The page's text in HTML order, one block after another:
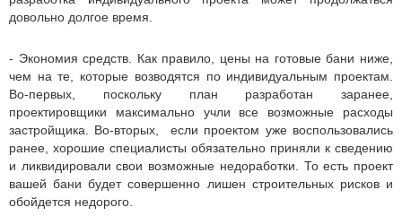
довольно долгое время.
- Экономия средств. Как правило, цены на готовые бани ниже,
чем на те, которые возводятся по индивидуальным проектам.
Во-первых, поскольку план разработан заранее,
проектировщики максимально учли все возможные расходы
застройщика. Во-вторых, если проектом уже воспользовались
ранее, хорошие специалисты обязательно приняли к сведению
и ликвидировали свои возможные недоработки. То есть проект
вашей бани будет совершенно лишен строительных рисков и
обойдется недорого.